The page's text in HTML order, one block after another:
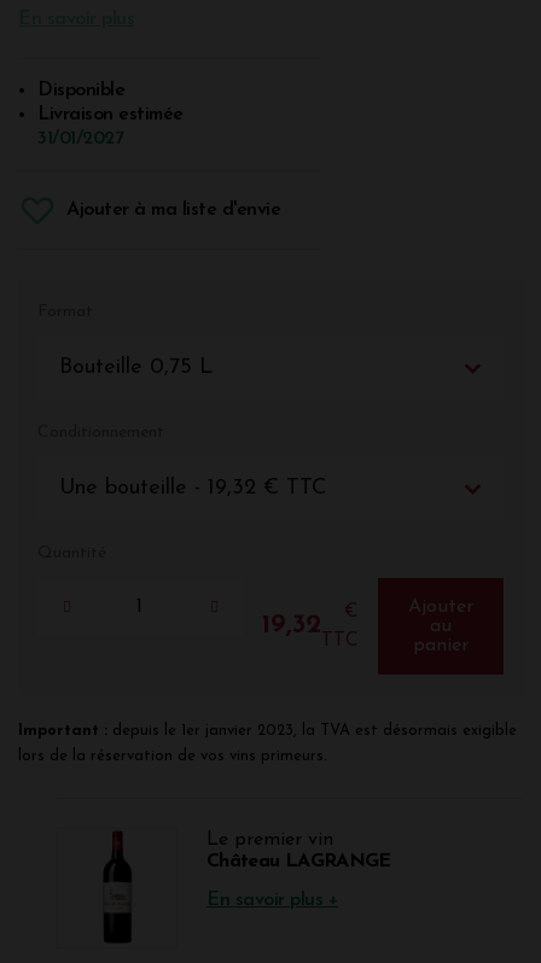
Disponible
Livraison estimée
31/01/2027
Ajouter à ma liste d'envie
Bouteille 0,75 L
Une bouteille - 19,32 € TTC
19,32
€
TTC
Ajouter
au
panier
Important : depuis le 1er janvier 2023, la TVA est désormais exigible
lors de la réservation de vos vins primeurs.
Le premier vin
Château LAGRANGE
En savoir plus +